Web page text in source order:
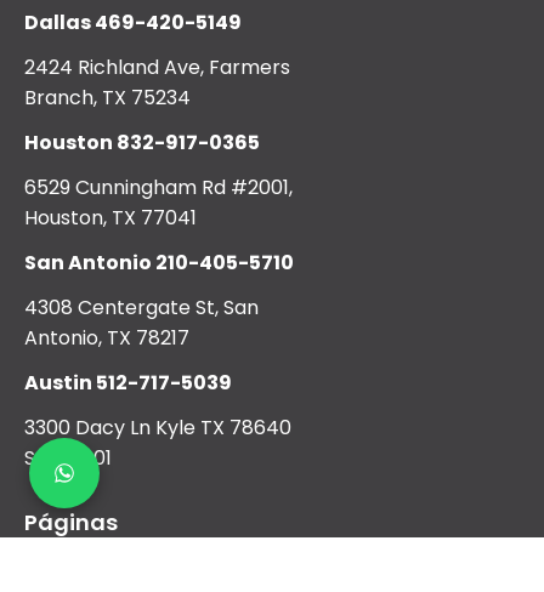
Dallas469-420-5149
2424 Richland Ave, Farmers
Branch, TX 75234
Houston 832-917-0365
6529 Cunningham Rd #2001,
Houston, TX 77041
San Antonio 210-405-5710
4308 Centergate St, San
Antonio, TX 78217
Austin 512-717-5039
3300 Dacy Ln Kyle TX 78640
Suite 1001
Páginas